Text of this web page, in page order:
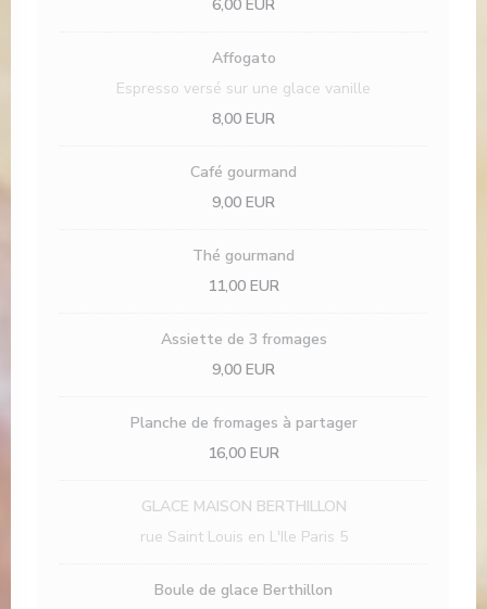
6,00 EUR
Affogato
Espresso versé sur une glace vanille
8,00 EUR
Café gourmand
9,00 EUR
Thé gourmand
11,00 EUR
Assiette de 3 fromages
9,00 EUR
Planche de fromages à partager
16,00 EUR
GLACE MAISON BERTHILLON
rue Saint Louis en L'Ile Paris 5
Boule de glace Berthillon